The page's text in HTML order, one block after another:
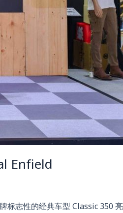
Enfield
志性的经典车型 Classic 350